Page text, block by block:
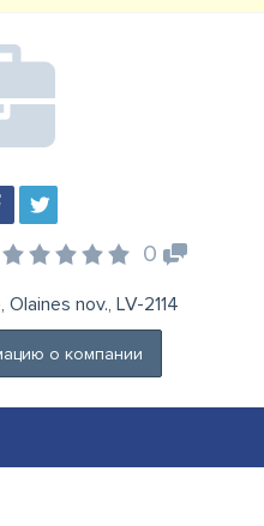
0
nov., LV-2114
о компании